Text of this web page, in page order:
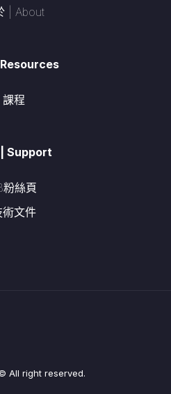
| About
課程
| Support
粉絲頁
術文件
All right reserved.